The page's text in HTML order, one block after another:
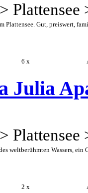
Plattensee
Plattensee. Gut, preiswert,
6 x
Julia
Plattensee
weltberühmten Wassers,
2 x